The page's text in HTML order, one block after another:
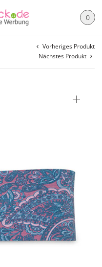
0
Vorheriges Produkt
Nächstes Produkt